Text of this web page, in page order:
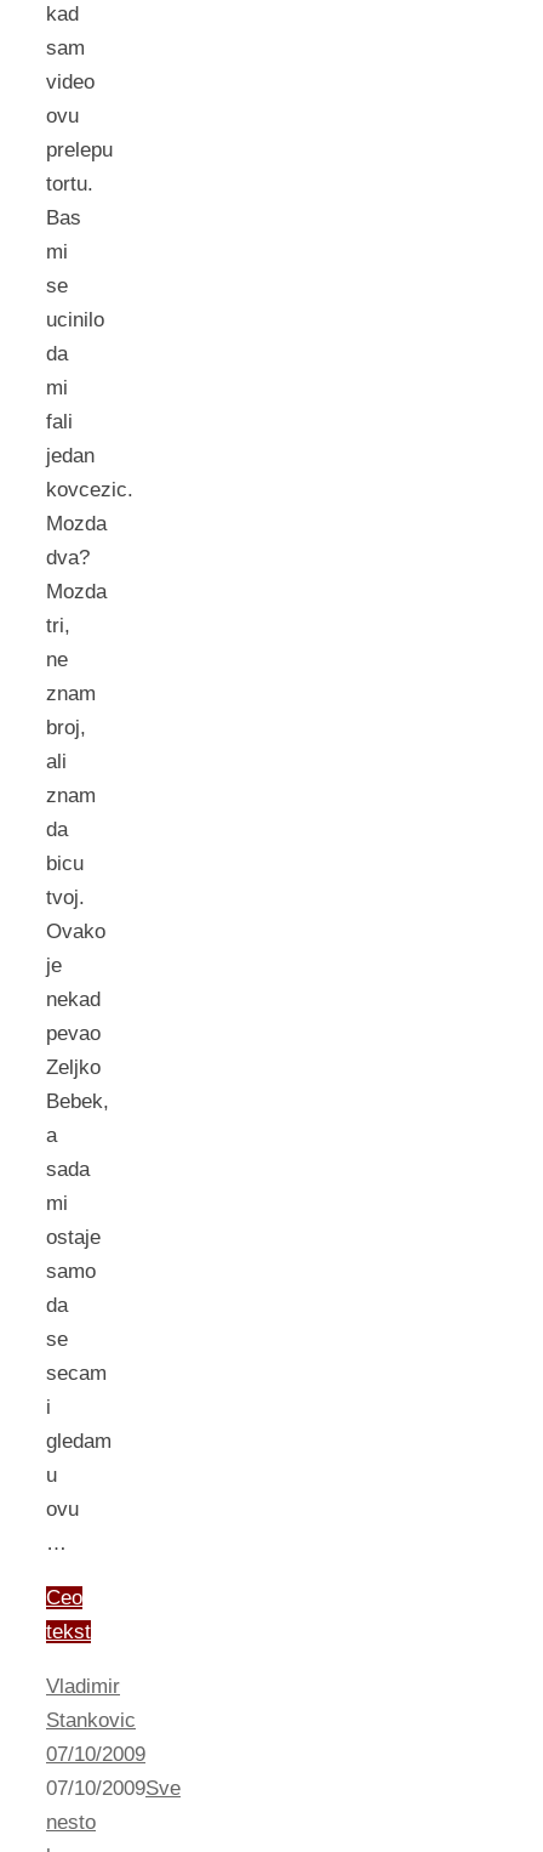
kad
sam
video
ovu
prelepu
tortu.
Bas
mi
se
ucinilo
da
mi
fali
jedan
kovcezic.
Mozda
dva?
Mozda
tri,
ne
znam
broj,
ali
znam
da
bicu
tvoj.
Ovako
je
nekad
pevao
Zeljko
Bebek,
a
sada
mi
ostaje
samo
da
se
secam
i
gledam
u
ovu
…
Ceo
tekst
Vladimir
Stankovic
07/10/2009
07/10/2009Sve
nesto